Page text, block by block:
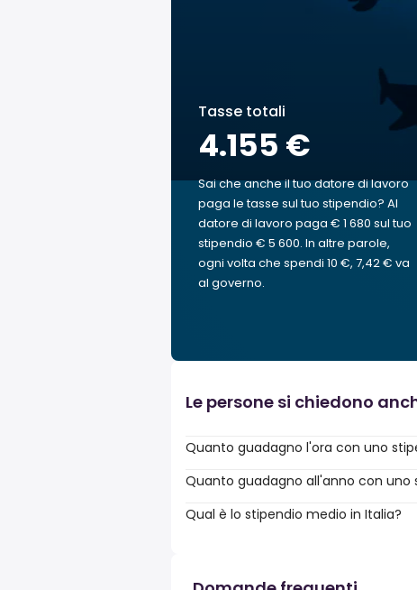
Tasse totali
4.155 €
Sai che anche il tuo datore di lavoro
paga le tasse sul tuo stipendio? Al
datore di lavoro paga € 1 680 sul tuo
stipendio € 5 600. In altre parole,
ogni volta che spendi 10 €, 7,42 € va
al governo.
Le persone si chiedono
Quanto guadagno l'ora con uno
Quanto guadagno all'anno con uno
Qual è lo stipendio medio in Italia?